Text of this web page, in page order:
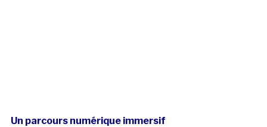
Un parcours numérique immersif